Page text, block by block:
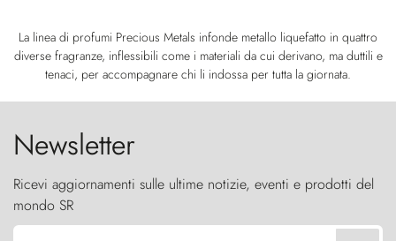
La linea di profumi Precious Metals infonde metallo liquefatto in quattro
diverse fragranze, inflessibili come i materiali da cui derivano, ma duttili e
tenaci, per accompagnare chi li indossa per tutta la giornata.
Newsletter
Ricevi aggiornamenti sulle ultime notizie, eventi e prodotti del
mondo SR